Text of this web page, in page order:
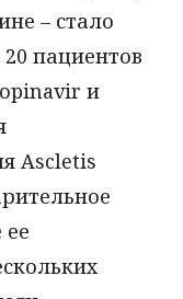
– стало
пациентов
и
Ascletis
ее